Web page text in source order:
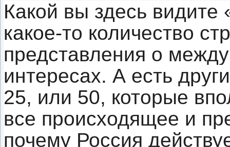
Какой вы здесь
какое-то количество
представления о
интересах. А есть
25, или 50, которые
все происходящее и
почему Россия